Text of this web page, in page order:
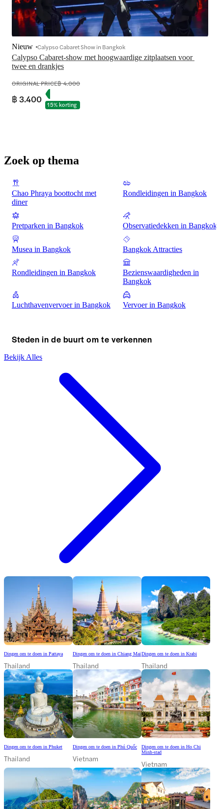
Calypso Cabaret-show met hoogwaardige zitplaatsen voor
twee en drankjes
Nieuw Calypso Cabaret Show in Bangkok
ORIGINAL PRICE฿ 4.000
฿ 3.400 15% korting
Zoek op thema
Chao Phraya boottocht met
diner
Rondleidingen in Bangkok
Pretparken in Bangkok Observatiedekken in Bangkok
Musea in Bangkok Bangkok Attracties
Rondleidingen in Bangkok
Bezienswaardigheden in
Bangkok
Luchthavenvervoer in Bangkok Vervoer in Bangkok
Steden in de buurt om te verkennen
Bekijk Alles
Dingen om te doen in Pattaya
Thailand
Dingen om te doen in Chiang Mai
Thailand
Dingen om te doen in Krabi
Thailand
Dingen om te doen in Phuket
Thailand
Dingen om te doen in Phú Quốc
Vietnam
Dingen om te doen in Ho Chi
Minh-stad
Vietnam